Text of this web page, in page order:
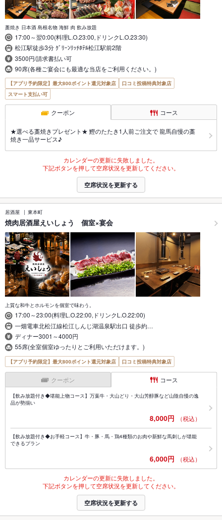
藁焼き 日本酒 島根名物 海鮮 肉 飲み放題
17:00～翌0:00(料理L.O.23:00,ドリンクL.O.23:30)
松江駅徒歩3分 ｸﾞﾘｰﾝﾘｯﾁﾎﾃﾙ松江駅前2階
3500円/請求書払い可
90席(各種ご宴会にも最適な当店をご利用ください。)
【アプリ予約限定】最大800ポイント還元対象店
口コミ投稿特典対象店
スマート支払い可
クーポン コース
★選べる藁焼きプレゼント★ 鰹のたたき1人前ご注文で 龍馬自慢の藁
焼き一品サービス♪
カレンダーの更新に失敗しました。
下記ボタンを押して空席状況を更新してください。
空席状況を更新する
居酒屋 東本町
焼肉居酒屋えいしょう 個室×宴会
上質な和牛とホルモンを個室で味わう。
17:00～23:00(料理L.O.22:00,ドリンクL.O.22:00)
一畑電車北松江線松江しんじ湖温泉駅出口 徒歩約…
ディナー3001～4000円
55席(全室個室ゆったりとご利用いただけます。)
【アプリ予約限定】最大800ポイント還元対象店 口コミ投稿特典対象店
クーポン コース
【飲み放題付き◆堪能上物コース】万葉牛・大山どり・大山芳醇豚など山陰自慢の逸
品が勢揃い
8,000円 （税込）
【飲み放題付き◆お手軽コース】牛・豚・馬・鶏4種類のお肉や新鮮な馬刺しが堪能
できるプラン
6,000円 （税込）
カレンダーの更新に失敗しました。
下記ボタンを押して空席状況を更新してください。
空席状況を更新する